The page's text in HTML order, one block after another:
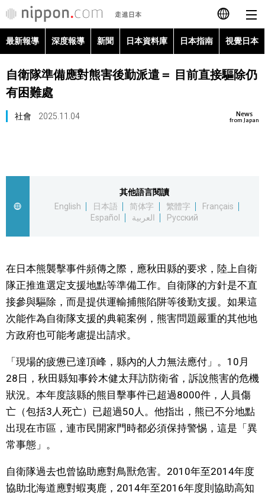
日本語
English
最新報導
視覺日本
臺灣香港
人物訪談
日本入門
政治外交
社會
official SNS
最新報導 深度報導 新聞 日本資料庫 日本指南 視覺日本
自衛隊準備應對熊害後勤派遣＝ 目前直接驅除仍
有困難處
News
from Japan
社會 2025.11.04
其他語言閱讀
English
日本語 简体字 繁體字
Français
Español
العربية Русский
在日本熊襲擊事件頻傳之際，應秋田縣的要求，陸上自衛
隊正推進選定支援地點等準備工作。自衛隊的方針是不直
接參與驅除，而是提供運輸捕熊陷阱等後勤支援。如果這
次能作為自衛隊支援的典範案例，熊害問題嚴重的其他地
方政府也可能考慮提出請求。
「現場的疲憊已達頂峰，縣內的人力無法應付」。10月
28日，秋田縣知事鈴木健太拜訪防衛省，訴說熊害的危機
狀況。本年度該縣的熊目擊事件已超過8000件，人員傷
亡（包括3人死亡）已超過50人。他指出，熊已不分地點
出現在市區，連市民開家門時都必須保持警惕，這是「異
常事態」。
自衛隊過去也曾協助應對鳥獸危害。2010年至2014年度
協助北海道應對蝦夷鹿，2014年至2016年度則協助高知